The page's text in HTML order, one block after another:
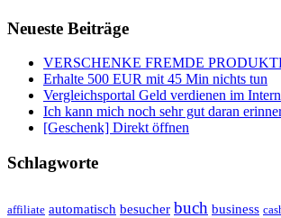
Neueste Beiträge
VERSCHENKE FREMDE
Erhalte 500 EUR mit 45 Min nichts tun
Vergleichsportal Geld verdienen im
Ich kann mich noch sehr gut daran
[Geschenk] Direkt öffnen
Schlagworte
affiliate automatisch besucher buch business